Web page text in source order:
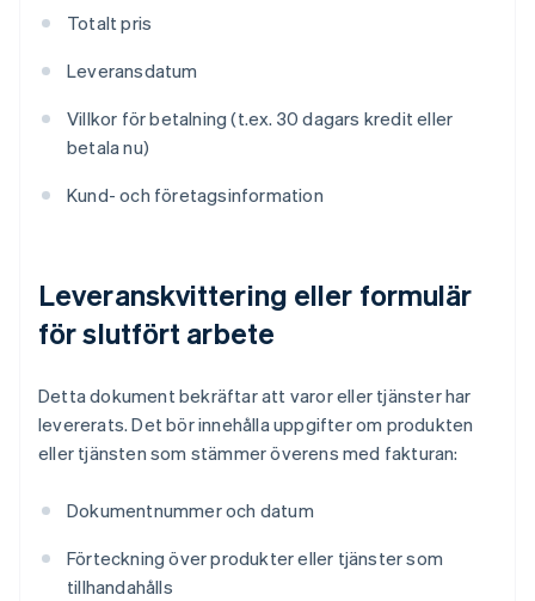
Totalt pris
Leveransdatum
Villkor för betalning (t.ex. 30 dagars kredit eller
betala nu)
Kund- och företagsinformation
Leveranskvittering eller formulär
för slutfört arbete
Detta dokument bekräftar att varor eller tjänster har
levererats. Det bör innehålla uppgifter om produkten
eller tjänsten som stämmer överens med fakturan:
Dokumentnummer och datum
Förteckning över produkter eller tjänster som
tillhandahålls